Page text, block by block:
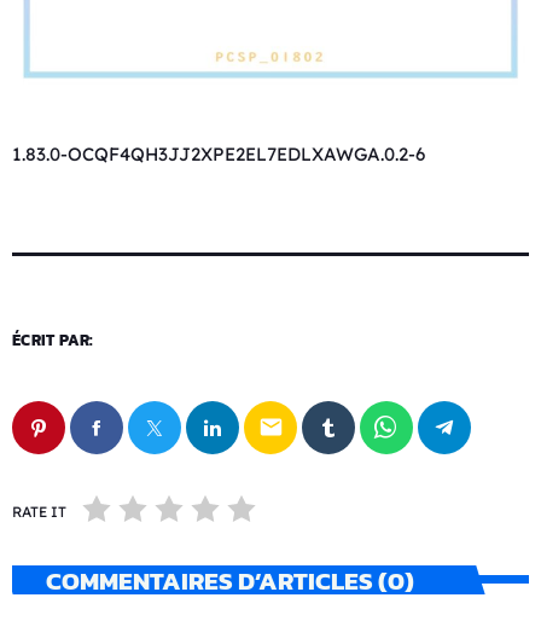
1.83.0-OCQF4QH3JJ2XPE2EL7EDLXAWGA.0.2-6
ÉCRIT PAR:
email
RATE IT
COMMENTAIRES D’ARTICLES (0)